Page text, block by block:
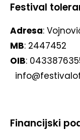
Festival
Adresa:
MB: 2447452
OIB:
Financijski